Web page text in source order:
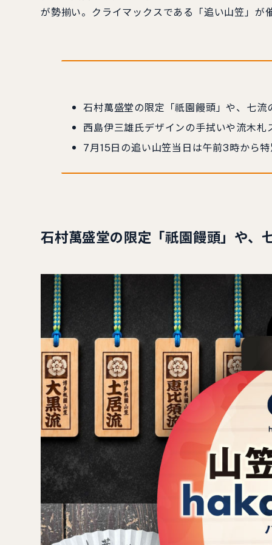
が勢揃い。クライマックスである「追い山笠」が
石村萬盛堂の限定「祇園饅頭」や、七
西島伊三雄氏デザインの手拭いや流木
7月15日の追い山笠当日は午前3時から
石村萬盛堂の限定「祇園饅頭」や、